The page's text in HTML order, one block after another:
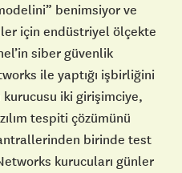
benimsiyor ve
için endüstriyel ölçekte
siber güvenlik
ile yaptığı işbirliğini
kurucusu iki girişimciye,
tespiti çözümünü
birinde test
kurucuları günler